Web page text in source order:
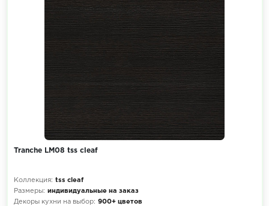
Tranche LM08 tss cleaf
Коллекция: tss cleaf
Размеры: индивидуальные на заказ
Декоры кухни на выбор: 900+ цветов